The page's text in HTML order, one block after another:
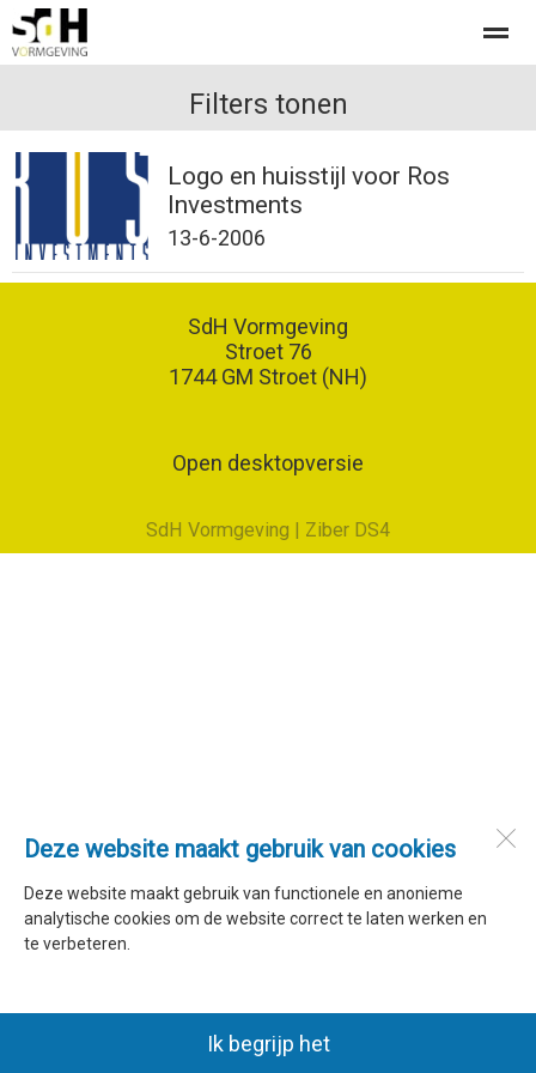
Offerte aanvragen bij SdH Vormgeving
Nieuws
Deze website maakt gebruik van cookies
Deze website maakt gebruik van functionele en anonieme
analytische cookies om de website correct te laten werken en
te verbeteren.
Ik begrijp het
Filters tonen
Logo en huisstijl voor Ros
Investments
13-6-2006
SdH Vormgeving
Stroet 76
1744 GM Stroet (NH)
Open desktopversie
SdH Vormgeving | Ziber DS4